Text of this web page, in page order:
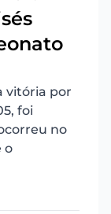
vitória por
foi
no
o